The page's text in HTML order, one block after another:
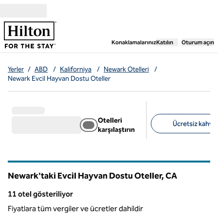
Konaklamalarınız,Yeni bir sekme
Katılın Oturum açın
Yerler / ABD / Kaliforniya / Newark Otelleri
/
Newark Evcil Hayvan Dostu Oteller
Otelleri
karşılaştırın
Ücretsiz
Newark'taki Evcil Hayvan Dostu Oteller,CA
11 otel gösteriliyor
11 otel gösteriliyor
Fiyatlara tüm vergiler ve ücretler dahildir